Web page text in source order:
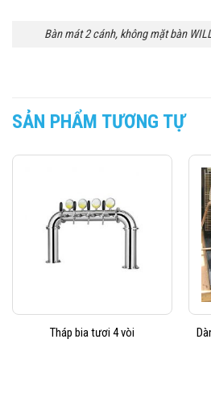
Bàn mát 2 cánh, không mặt bàn
SẢN PHẨM TƯƠNG TỰ
Tháp bia tươi 4 vòi